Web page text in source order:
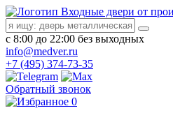
Входные двери от
с 8:00 до 22:00 без выходных
info@medver.ru
+7 (495) 374-73-35
Обратный звонок
0